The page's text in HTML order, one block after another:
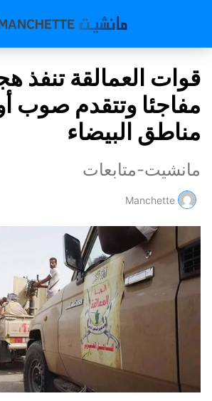
قوات العمالقة تنفذ
مفاجئا وتتقدم صوب
مناطق البيضاء
مانشيت-متابعات
Manchette